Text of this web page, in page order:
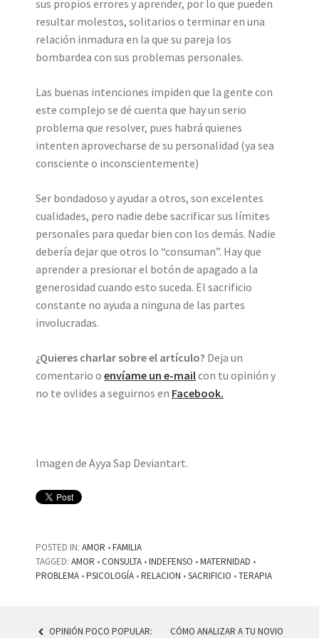
sus propios errores y aprender, por lo que pueden
resultar molestos, solitarios o terminar en una
relación inmadura en la que su pareja los
bombardea con sus problemas personales.
Las buenas intenciones impiden que la gente con
este complejo se dé cuenta que hay un serio
problema que resolver, pues habrá quienes
intenten aprovecharse de su personalidad (ya sea
consciente o inconscientemente)
Ser bondadoso y ayudar a otros, son excelentes
cualidades, pero nadie debe sacrificar sus límites
personales para quedar bien con los demás. Nadie
debería dejar que otros lo “consuman”. Hay que
aprender a presionar el botón de apagado a la
generosidad cuando esto suceda. El sacrificio
constante no ayuda a ninguna de las partes
involucradas.
¿Quieres charlar sobre el artículo? Deja un
comentario o envíame un e-mailcon tu opinión y
no te ovlides a seguirnos en Facebook.
Imagen de Ayya Sap Deviantart.
POSTED IN: AMOR •FAMILIA
TAGGED: AMOR •CONSULTA •INDEFENSO •MATERNIDAD •
PROBLEMA •PSICOLOGÍA •RELACION •SACRIFICIO •TERAPIA
OPINIÓN POCO POPULAR:
CÓMO ANALIZAR A TU NOVIO